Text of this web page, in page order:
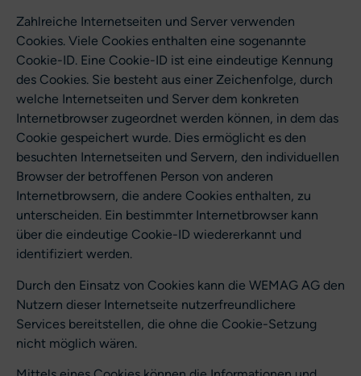
Zahlreiche Internetseiten und Server verwenden
Cookies. Viele Cookies enthalten eine sogenannte
Cookie-ID. Eine Cookie-ID ist eine eindeutige Kennung
des Cookies. Sie besteht aus einer Zeichenfolge, durch
welche Internetseiten und Server dem konkreten
Internetbrowser zugeordnet werden können, in dem das
Cookie gespeichert wurde. Dies ermöglicht es den
besuchten Internetseiten und Servern, den individuellen
Browser der betroffenen Person von anderen
Internetbrowsern, die andere Cookies enthalten, zu
unterscheiden. Ein bestimmter Internetbrowser kann
über die eindeutige Cookie-ID wiedererkannt und
identifiziert werden.
Durch den Einsatz von Cookies kann die WEMAG AG den
Nutzern dieser Internetseite nutzerfreundlichere
Services bereitstellen, die ohne die Cookie-Setzung
nicht möglich wären.